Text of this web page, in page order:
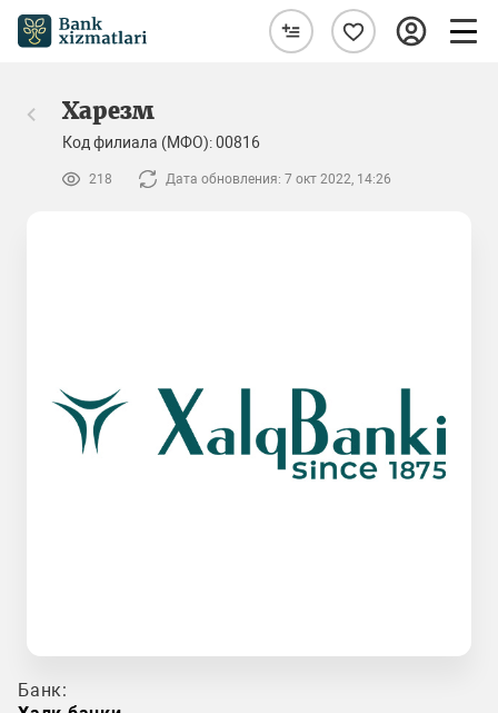
Харезм
Код филиала (МФО): 00816
218 Дата обновления: 7 окт 2022, 14:26
Банк: